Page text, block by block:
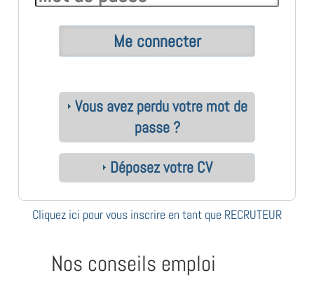
Vous avez perdu votre mot de
passe ?
Déposez votre CV
Cliquez ici pour vous inscrire en tant que RECRUTEUR
Nos conseils emploi